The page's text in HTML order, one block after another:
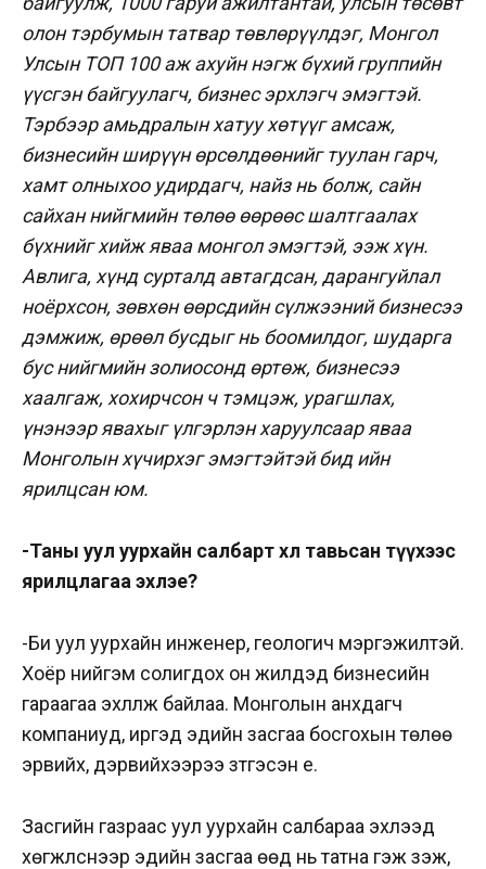
олон тэрбумын татвар төвлөрүүлдэг, Монгол
Улсын ТОП 100 аж ахуйн нэгж бүхий группийн
үүсгэн байгуулагч, бизнес эрхлэгч эмэгтэй.
Тэрбээр амьдралын хатуу хөтүүг амсаж,
бизнесийн ширүүн өрсөлдөөнийг туулан гарч,
хамт олныхоо удирдагч, найз нь болж, сайн
сайхан нийгмийн төлөө өөрөөс шалтгаалах
бүхнийг хийж яваа монгол эмэгтэй, ээж хүн.
Авлига, хүнд сурталд автагдсан, дарангуйлал
ноёрхсон, зөвхөн өөрсдийн сүлжээний бизнесээ
дэмжиж, өрөөл бусдыг нь боомилдог, шударга
бус нийгмийн золиосонд өртөж, бизнесээ
хаалгаж, хохирчсон ч тэмцэж, урагшлах,
үнэнээр явахыг үлгэрлэн харуулсаар яваа
Монголын хүчирхэг эмэгтэйтэй бид ийн
ярилцсан юм.
-Таны уул уурхайн салбарт хөл тавьсан түүхээс
ярилцлагаа эхлэе?
-Би уул уурхайн инженер, геологич мэргэжилтэй.
Хоёр нийгэм солигдох он жилүүдэд бизнесийн
гараагаа эхлүүлж байлаа. Монголын анхдагч
компаниуд, иргэд эдийн засгаа босгохын төлөө
эрвийх, дэрвийхээрээ зүтгэсэн үе.
Засгийн газраас уул уурхайн салбараа эхлээд
хөгжүүлснээр эдийн засгаа өөд нь татна гэж үзэж,